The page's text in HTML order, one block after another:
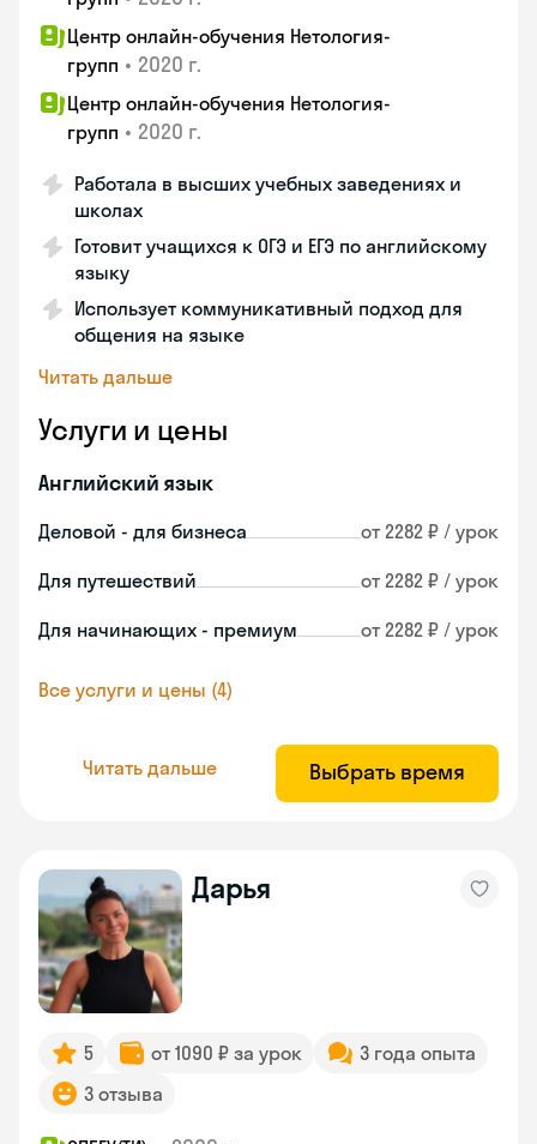
Центр онлайн-обучения Нетология-
групп • 2020 г.
Центр онлайн-обучения Нетология-
групп • 2020 г.
Работала в высших учебных заведениях и
школах
Готовит учащихся к ОГЭ и ЕГЭ по английскому
языку
Использует коммуникативный подход для
общения на языке
Читать дальше
Услуги и цены
Английский язык
Деловой - для бизнеса от 2282 ₽ / урок
Для путешествий от 2282 ₽ / урок
Для начинающих - премиум от 2282 ₽ / урок
Все услуги и цены (4)
Читать дальше Выбрать время
Дарья
5 от 1090 ₽ за урок
3 года опыта
3 отзыва